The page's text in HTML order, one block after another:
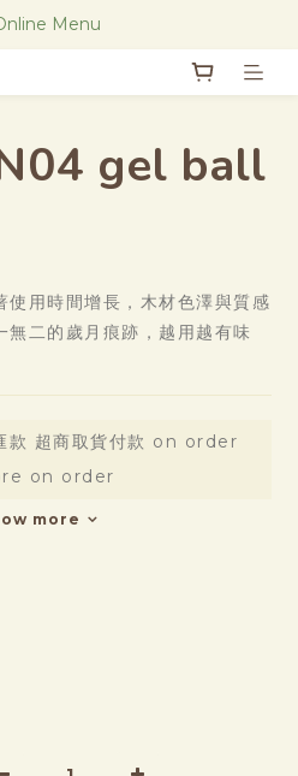
Notes
Menu
gel ball
使用時間增長，木材色澤與質感
二的歲月痕跡，越用越有味
款 超商取貨付款 on order
on order
more